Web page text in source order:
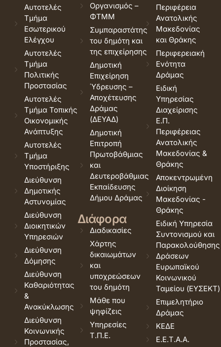
Αυτοτελές
Τμήμα
Εσωτερικού
Ελέγχου
Αυτοτελές
Τμήμα
Πολιτικής
Προστασίας
Αυτοτελές
Τμήμα Τοπικής
Οικονομικής
Ανάπτυξης
Αυτοτελές
Τμήμα
Υποστήριξης
Διεύθυνση
Δημοτικής
Αστυνομίας
Διεύθυνση
Διοικητικών
Υπηρεσιών
Διεύθυνση
Δόμησης
Διεύθυνση
Καθαριότητας
&
Ανακύκλωσης
Διεύθυνση
Κοινωνικής
Προστασίας,
Οργανισμός –
ΦΤΜΜ
Συμπαραστάτης
του δημότη και
της επιχείρησης
Δημοτική
Επιχείρηση
Ύδρευσης –
Αποχέτευσης
Δράμας
(ΔΕΥΑΔ)
Δημοτική
Επιτροπή
Πρωτοβάθμιας
και
Δευτεροβάθμιας
Εκπαίδευσης
Δήμου Δράμας
Διάφορα
Διαδικασίες
Χάρτης
δικαιωμάτων
και
υποχρεώσεων
του δημότη
Μάθε που
ψηφίζεις
Υπηρεσίες
Τ.Π.Ε.
Περιφέρεια
Ανατολικής
Μακεδονίας
και Θράκης
Περιφερειακή
Ενότητα
Δράμας
Ειδική
Υπηρεσίας
Διαχείρισης
Ε.Π.
Περιφέρειας
Ανατολικής
Μακεδονίας &
Θράκης
Αποκεντρωμένη
Διοίκηση
Μακεδονίας -
Θράκης
Ειδική Υπηρεσία
Συντονισμού και
Παρακολούθησης
Δράσεων
Ευρωπαϊκού
Κοινωνικού
Ταμείου (ΕΥΣΕΚΤ)
Επιμελητήριο
Δράμας
ΚΕΔΕ
Ε.Ε.Τ.Α.Α.